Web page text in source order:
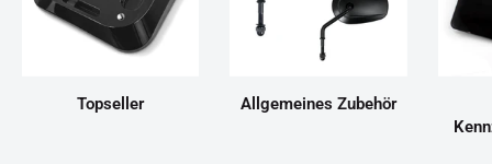
Topseller
Allgemeines Zubehör